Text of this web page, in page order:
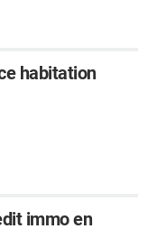
habitation
immo en